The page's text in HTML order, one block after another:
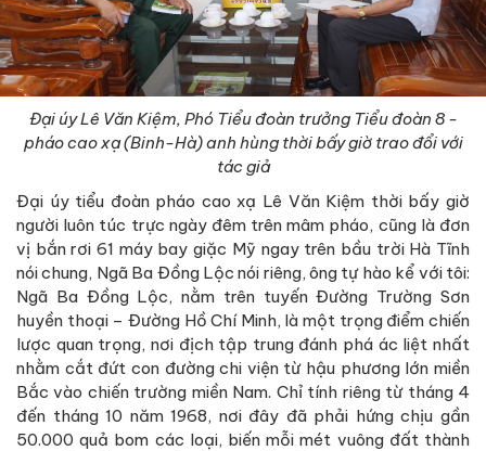
Đại úy Lê Văn Kiệm, Phó Tiểu đoàn trưởng Tiểu đoàn 8 -
pháo cao xạ (Binh-Hà) anh hùng thời bấy giờ trao đổi với
tác giả
Đại úy tiểu đoàn pháo cao xạ Lê Văn Kiệm thời bấy giờ
người luôn túc trực ngày đêm trên mâm pháo, cũng là đơn
vị bắn rơi 61 máy bay giặc Mỹ ngay trên bầu trời Hà Tĩnh
nói chung, Ngã Ba Đồng Lộc nói riêng, ông tự hào kể với tôi:
Ngã Ba Đồng Lộc, nằm trên tuyến Đường Trường Sơn
huyền thoại – Đường Hồ Chí Minh, là một trọng điểm chiến
lược quan trọng, nơi địch tập trung đánh phá ác liệt nhất
nhằm cắt đứt con đường chi viện từ hậu phương lớn miền
Bắc vào chiến trường miền Nam. Chỉ tính riêng từ tháng 4
đến tháng 10 năm 1968, nơi đây đã phải hứng chịu gần
50.000 quả bom các loại, biến mỗi mét vuông đất thành